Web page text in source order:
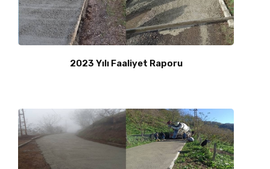
2023 Yılı Faaliyet Raporu